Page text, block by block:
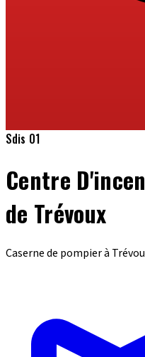
Sdis 01
Centre
de Trévoux
Caserne de pompier à